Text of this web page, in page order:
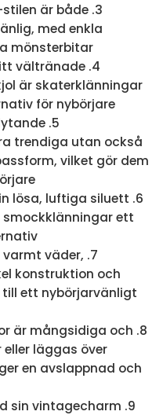
är både
med enkla
mönsterbitar.
vältränade
är skaterklänningar
för nybörjare.
trendiga utan också
vilket gör dem
lösa, luftiga siluett
ett
väder,
konstruktion och
ett nybörjarvänligt
är mångsidiga och
läggas över
en avslappnad och
sin vintagecharm